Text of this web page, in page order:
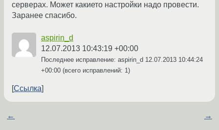
серверах. Может какието настройки надо провести.
Заранее спасибо.
aspirin_d
12.07.2013 10:43:19 +00:00
Последнее исправление: aspirin_d 12.07.2013 10:44:24
+00:00 (всего исправлений: 1)
Ссылка
← →